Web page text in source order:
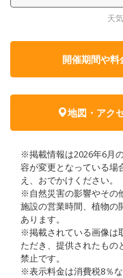
天
開催期間や料
地図・アク
※掲載情報は2026年6月
容が変更となっている場
え、おでかけください。
※自然災害の影響やその
施設の営業時間、植物の
あります。
※掲載されている画像は
ただき、提供されたもの
禁止です。
※表示料金は消費税8％な